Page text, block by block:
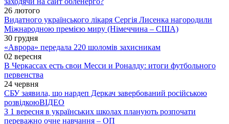
26 лютого
Видатного українського лікаря Сергія Лисенка нагородили
Міжнародною премією миру (Німеччина – США)
30 грудня
«Аврора» передала 220 шоломів захисникам
02 вересня
В Черкассах есть свои Месси и Роналду: итоги футбольного
первенства
24 червня
СБУ заявила, що нардеп Деркач завербований російською
розвідкоюВІДЕО
З 1 вересня в українських школах планують розпочати
переважно очне навчання – ОП